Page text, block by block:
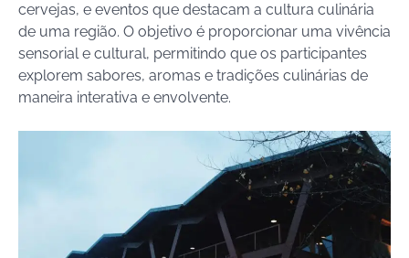
cervejas, e eventos que destacam a cultura culinária
de uma região. O objetivo é proporcionar uma vivência
sensorial e cultural, permitindo que os participantes
explorem sabores, aromas e tradições culinárias de
maneira interativa e envolvente.